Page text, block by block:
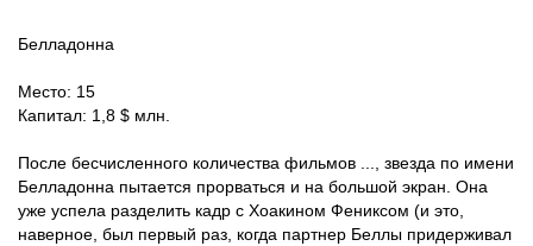
Белладонна
Место: 15
Капитал: 1,8 $ млн.
После бесчисленного количества фильмов ..., звезда по имени
Белладонна пытается прорваться и на большой экран. Она
уже успела разделить кадр с Хоакином Фениксом (и это,
наверное, был первый раз, когда партнер Беллы придерживал